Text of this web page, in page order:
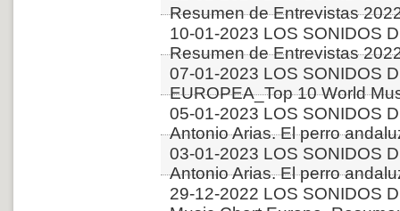
Resumen de Entrevistas
10-01-2023 LOS SONIDOS
Resumen de Entrevistas
07-01-2023 LOS SONIDOS
EUROPEA_Top 10 World
05-01-2023 LOS SONIDOS
Antonio Arias. El perro
03-01-2023 LOS SONIDOS
Antonio Arias. El perro
29-12-2022 LOS SONIDOS